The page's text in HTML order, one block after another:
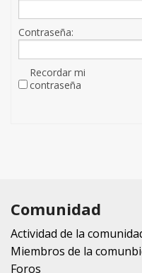
Contraseña:
Recordar mi
contraseña
Comunidad
Actividad de la
Miembros de la
Foros